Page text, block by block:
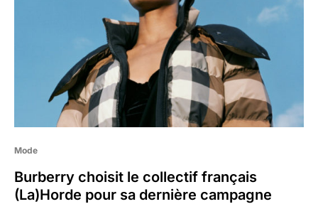
Mode
Burberry choisit le collectif français
(La)Horde pour sa dernière campagne